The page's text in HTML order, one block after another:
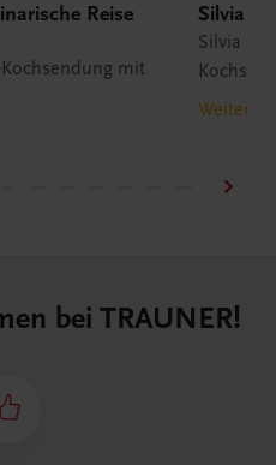
Reise
Kochsendung mit
Silvia
Silvia
bei TRAUNER!